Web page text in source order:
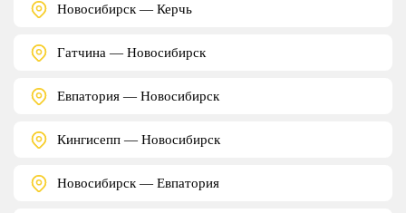
Новосибирск — Керчь
Гатчина — Новосибирск
Евпатория — Новосибирск
Кингисепп — Новосибирск
Новосибирск — Евпатория